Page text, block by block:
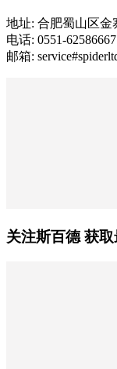
地址: 合肥蜀山区金
电话: 0551-62586667
邮箱:
关注斯百德 获